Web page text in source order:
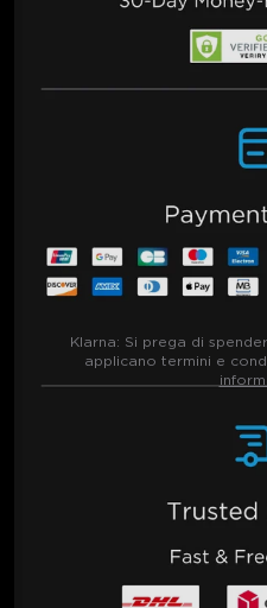
Klarna: Si prega di
applicano termini e